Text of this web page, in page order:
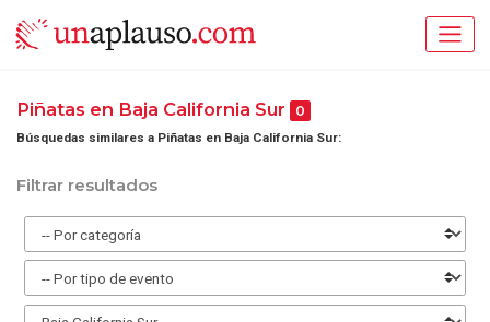
Piñatas en Baja California Sur 0
Búsquedas similares a Piñatas en Baja California Sur:
Filtrar resultados